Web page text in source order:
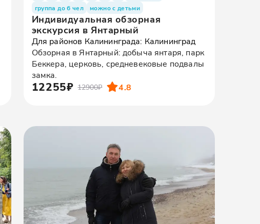
группа до 6 чел
можно с детьми
Индивидуальная обзорная
экскурсия в Янтарный
Для районов Калининграда: Калининград
Обзорная в Янтарный: добыча янтаря, парк
Беккера, церковь, средневековые подвалы
замка.
12255₽ 12900₽ 4.8